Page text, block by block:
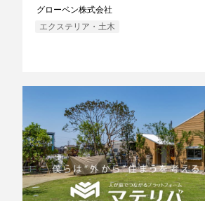
グローベン株式会社
エクステリア・土木